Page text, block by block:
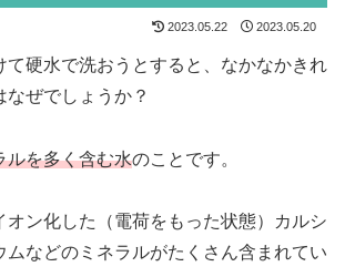
2023.05.22 2023.05.20
て硬水で洗おうとすると、なかなかきれ
ぜでしょうか？
ルを多く含む水のことです。
オン化した（電荷をもった状態）カルシ
ムなどのミネラルがたくさん含まれてい